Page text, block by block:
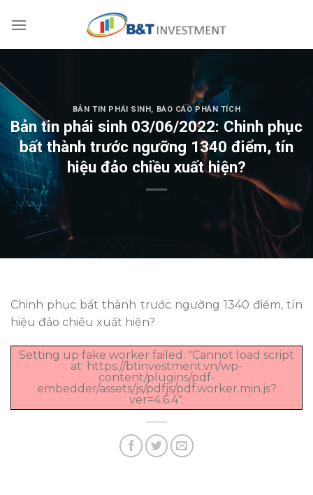
BẢN TIN PHÁI SINH, BÁO CÁO PHÂN TÍCH
Bản tin phái sinh 03/06/2022: Chinh phục
bất thành trước ngưỡng 1340 điểm, tín
hiệu đảo chiều xuất hiện?
Chinh phục bất thành trước ngưỡng 1340 điểm, tín
hiệu đảo chiều xuất hiện?
Setting up fake worker failed: "Cannot load script
at: https://btinvestment.vn/wp-
content/plugins/pdf-
embedder/assets/js/pdfjs/pdf.worker.min.js?
ver=4.6.4".